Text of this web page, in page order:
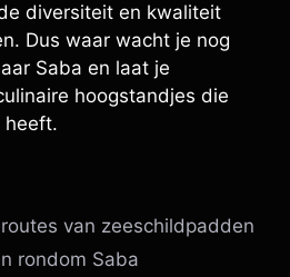
diversiteit en kwaliteit
Dus waar wacht je nog
Saba en laat je
hoogstandjes die
heeft.
van zeeschildpadden
rondom Saba